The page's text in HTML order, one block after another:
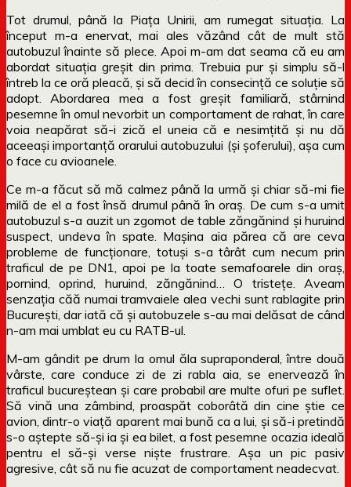
Tot drumul, până la Piața Unirii, am rumegat situația. La
început m-a enervat, mai ales văzând cât de mult stă
autobuzul înainte să plece. Apoi m-am dat seama că eu am
abordat situația greșit din prima. Trebuia pur și simplu să-l
întreb la ce oră pleacă, și să decid în consecință ce soluție să
adopt. Abordarea mea a fost greșit familiară, stârnind
pesemne în omul nevorbit un comportament de rahat, în care
voia neapărat să-i zică el uneia că e nesimțită și nu dă
aceeași importanță orarului autobuzului (și șoferului), așa cum
o face cu avioanele.
Ce m-a făcut să mă calmez până la urmă și chiar să-mi fie
milă de el a fost însă drumul până în oraș. De cum s-a urnit
autobuzul s-a auzit un zgomot de table zăngănind și huruind
suspect, undeva în spate. Mașina aia părea că are ceva
probleme de funcționare, totuși s-a târât cum necum prin
traficul de pe DN1, apoi pe la toate semafoarele din oraș,
pornind, oprind, huruind, zăngănind… O tristețe. Aveam
senzația căă numai tramvaiele alea vechi sunt rablagite prin
București, dar iată că și autobuzele s-au mai delăsat de când
n-am mai umblat eu cu RATB-ul.
M-am gândit pe drum la omul ăla supraponderal, între două
vârste, care conduce zi de zi rabla aia, se enervează în
traficul bucureștean și care probabil are multe ofuri pe suflet.
Să vină una zâmbind, proaspăt coborâtă din cine știe ce
avion, dintr-o viață aparent mai bună ca a lui, și să-i pretindă
s-o aștepte să-și ia și ea bilet, a fost pesemne ocazia ideală
pentru el să-și verse niște frustrare. Așa un pic pasiv
agresive, cât să nu fie acuzat de comportament neadecvat.